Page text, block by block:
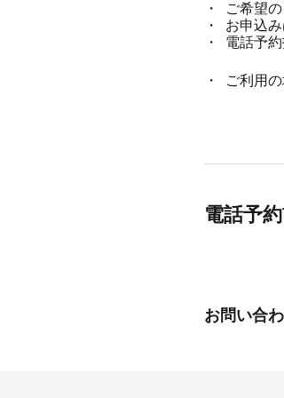
ご希望
お申込
電話予
ご利用
電話予
お問い合